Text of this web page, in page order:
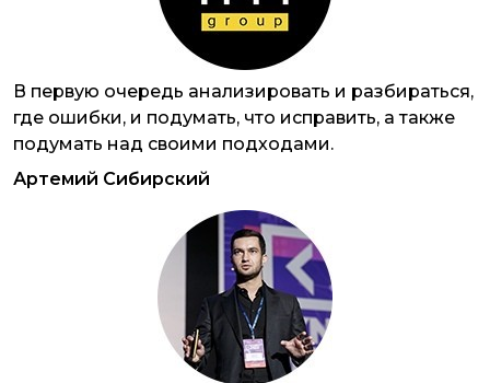
В первую очередь анализировать и разбираться,
где ошибки, и подумать, что исправить, а также
подумать над своими подходами.
Артемий Сибирский